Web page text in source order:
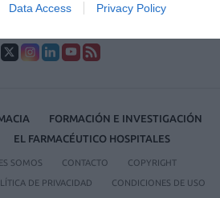
Data Access Privacy Policy
FORMACIÓN E INVESTIGACIÓN
EL FARMACÉUTICO HOSPITALES
SOMOS CONTACTO COPYRIGHT
DE PRIVACIDAD CONDICIONES DE USO